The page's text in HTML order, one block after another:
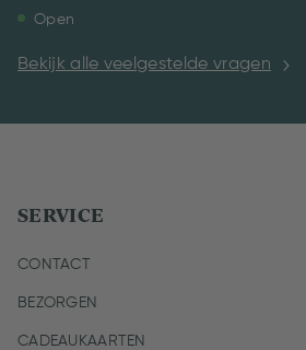
Open
Bekijk alle veelgestelde vragen
SERVICE
CONTACT
BEZORGEN
CADEAUKAARTEN